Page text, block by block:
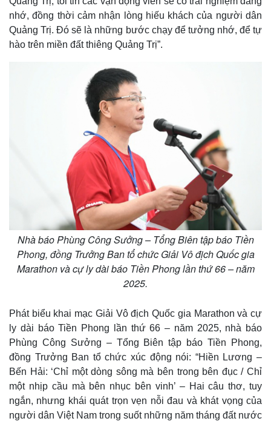
nhớ, đồng thời cảm nhận lòng hiếu khách của người dân
Quảng Trị. Đó sẽ là những bước chạy để tưởng nhớ, để tự
hào trên miền đất thiêng Quảng Trị”.
Nhà báo Phùng Công Sưởng – Tổng Biên tập báo Tiền
Phong, đồng Trưởng Ban tổ chức Giải Vô địch Quốc gia
Marathon và cự ly dài báo Tiền Phong lần thứ 66 – năm
2025.
Phát biểu khai mạc Giải Vô địch Quốc gia Marathon và cự
ly dài báo Tiền Phong lần thứ 66 – năm 2025, nhà báo
Phùng Công Sưởng – Tổng Biên tập báo Tiền Phong,
đồng Trưởng Ban tổ chức xúc động nói: “Hiền Lương –
Bến Hải: ‘Chỉ một dòng sông mà bên trong bên đục / Chỉ
một nhịp cầu mà bên nhục bên vinh’ – Hai câu thơ, tuy
ngắn, nhưng khái quát trọn vẹn nỗi đau và khát vọng của
người dân Việt Nam trong suốt những năm tháng đất nước